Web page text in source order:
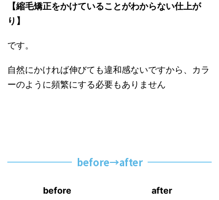
【縮毛矯正をかけていることがわからない仕上が
り】
です。
自然にかければ伸びても違和感ないですから、カラ
ーのように頻繁にする必要もありません
before→after
before after